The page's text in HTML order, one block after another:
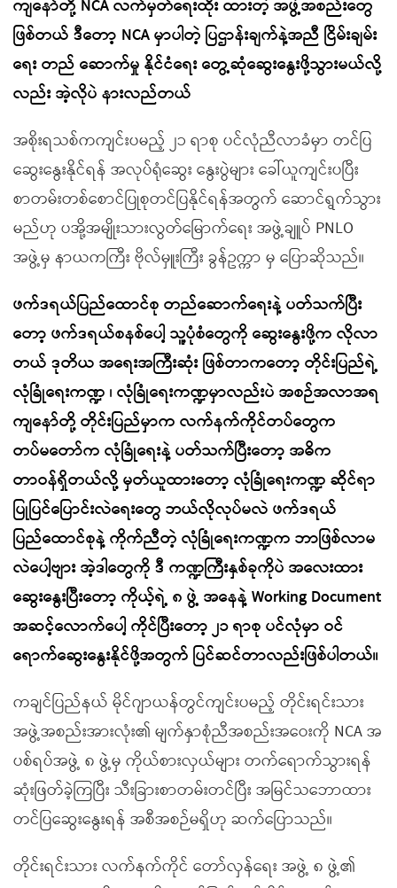
ကျနော်တို့ NCA လက်မှတ်ရေးထိုး ထားတဲ့ အဖွဲ့အစည်းတွေ
ဖြစ်တယ် ဒီတော့ NCA မှာပါတဲ့ ပြဌာန်းချက်နဲ့အညီ ငြိမ်းချမ်း
ရေး တည် ဆောက်မှု နိုင်ငံရေး တွေ့ဆုံဆွေးနွေးဖို့သွားမယ်လို့
လည်း အဲ့လိုပဲ နားလည်တယ်
အစိုးရသစ်ကကျင်းပမည့် ၂၁ ရာစု ပင်လုံညီလာခံမှာ တင်ပြ
ဆွေးနွေးနိုင်ရန် အလုပ်ရုံဆွေး နွေးပွဲများ ခေါ်ယူကျင်းပပြီး
စာတမ်းတစ်စောင်ပြုစုတင်ပြနိုင်ရန်အတွက် ဆောင်ရွက်သွား
မည်ဟု ပအို့အမျိုးသားလွတ်မြောက်ရေး အဖွဲ့ချူပ် PNLO
အဖွဲ့မှ နာယကကြီး ဗိုလ်မှူးကြီး ခွန်ဥက္ကာ မှ ပြောဆိုသည်။
ဖက်ဒရယ်ပြည်ထောင်စု တည်ဆောက်ရေးနဲ့ ပတ်သက်ပြီး
တော့ ဖက်ဒရယ်စနစ်ပေါ့ သူ့ပုံစံတွေကို ဆွေးနွေးဖို့က လိုလာ
တယ် ဒုတိယ အရေးအကြီးဆုံး ဖြစ်တာကတော့ တိုင်းပြည်ရဲ့
လုံခြုံရေးကဏ္ဍ ၊ လုံခြုံရေးကဏ္ဍမှာလည်းပဲ အစဉ်အလာအရ
ကျနော်တို့ တိုင်းပြည်မှာက လက်နက်ကိုင်တပ်တွေက
တပ်မတော်က လုံခြုံရေးနဲ့ ပတ်သက်ပြီးတော့ အဓိက
တာဝန်ရှိတယ်လို့ မှတ်ယူထားတော့ လုံခြုံရေးကဏ္ဍ ဆိုင်ရာ
ပြုပြင်ပြောင်းလဲရေးတွေ ဘယ်လိုလုပ်မလဲ ဖက်ဒရယ်
ပြည်ထောင်စုနဲ့ ကိုက်ညီတဲ့ လုံခြုံရေးကဏ္ဍက ဘာဖြစ်လာမ
လဲပေါ့ဗျား အဲ့ဒါတွေကို ဒီ ကဏ္ဍကြီးနှစ်ခုကိုပဲ အလေးထား
ဆွေးနွေးပြီးတော့ ကိုယ့်ရဲ့ ၈ ဖွဲ့ အနေနဲ့ Working Document
အဆင့်လောက်ပေါ့ ကိုင်ပြီးတော့ ၂၁ ရာစု ပင်လုံမှာ ဝင်
ရောက်ဆွေးနွေးနိုင်ဖို့အတွက် ပြင်ဆင်တာလည်းဖြစ်ပါတယ်။
ကချင်ပြည်နယ် မိုင်ဂျာယန်တွင်ကျင်းပမည့် တိုင်းရင်းသား
အဖွဲ့အစည်းအားလုံး၏ မျက်နှာစုံညီအစည်းအဝေးကို NCA အ
ပစ်ရပ်အဖွဲ့ ၈ ဖွဲ့မှ ကိုယ်စားလှယ်များ တက်ရောက်သွားရန်
ဆုံးဖြတ်ခဲ့ကြပြီး သီးခြားစာတမ်းတင်ပြီး အမြင်သဘောထား
တင်ပြဆွေးနွေးရန် အစီအစဉ်မရှိဟု ဆက်ပြောသည်။
တိုင်းရင်းသား လက်နက်ကိုင် တော်လှန်ရေး အဖွဲ့ ၈ ဖွဲ့၏